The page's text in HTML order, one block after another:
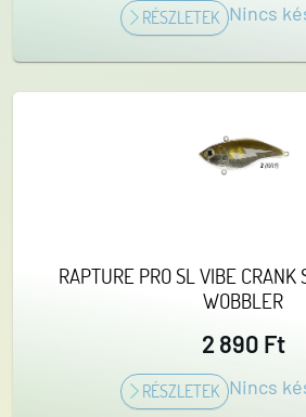
RÉSZLETEK Nincs
RAPTURE PRO SL VIBE CRANK
WOBBLER
2 890 Ft
RÉSZLETEK Nincs